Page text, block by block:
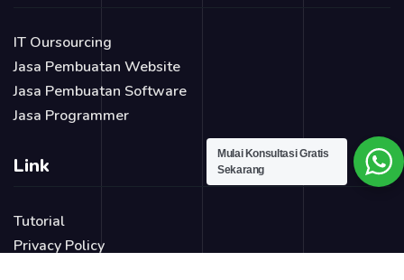
IT Oursourcing
Jasa Pembuatan Website
Jasa Pembuatan Software
Jasa Programmer
Link
Tutorial
Privacy Policy
Mulai Konsultasi Gratis
Sekarang